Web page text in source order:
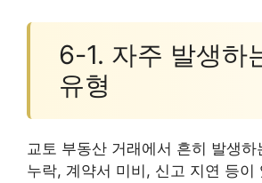
6-1. 자주 발생하
유형
교토 부동산 거래에서 흔히 발생하
누락, 계약서 미비, 신고 지연 등이